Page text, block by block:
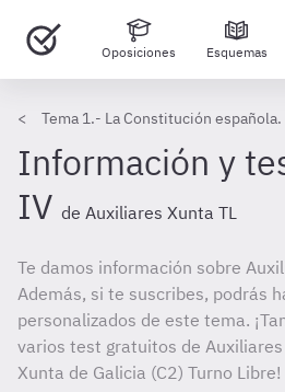
Oposiciones Esquemas
Tema 1.- La Constitución española.
Información y
IV de Auxiliares Xunta TL
Te damos información sobre
Además, si te suscribes, podrás
personalizados de este tema.
varios test gratuitos de
Xunta de Galicia (C2) Turno Libre!